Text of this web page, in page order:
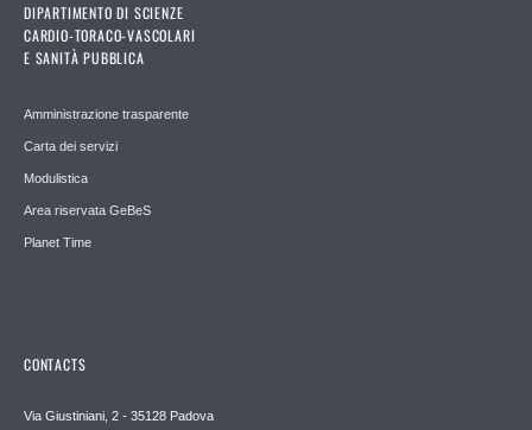
DIPARTIMENTO DI SCIENZE
CARDIO-TORACO-VASCOLARI
E SANITÀ PUBBLICA
Amministrazione trasparente
Carta dei servizi
Modulistica
Area riservata GeBeS
Planet Time
CONTACTS
Via Giustiniani, 2 - 35128 Padova